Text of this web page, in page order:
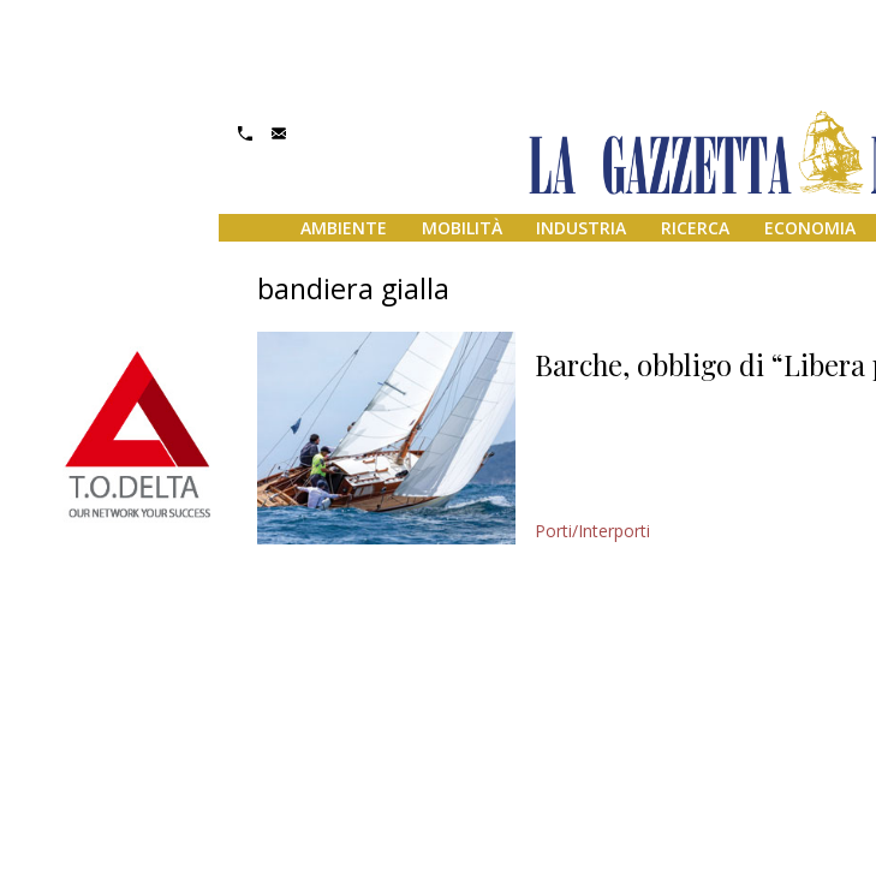
AMBIENTE MOBILITÀ INDUSTRIA RICERCA ECONOMIA
bandiera gialla
Barche, obbligo di “Libera
Porti/Interporti